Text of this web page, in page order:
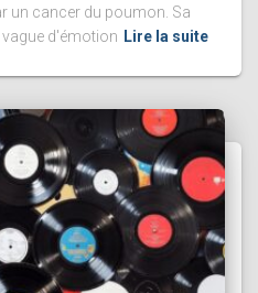
un cancer du poumon. Sa
d'émotion Lire la suite